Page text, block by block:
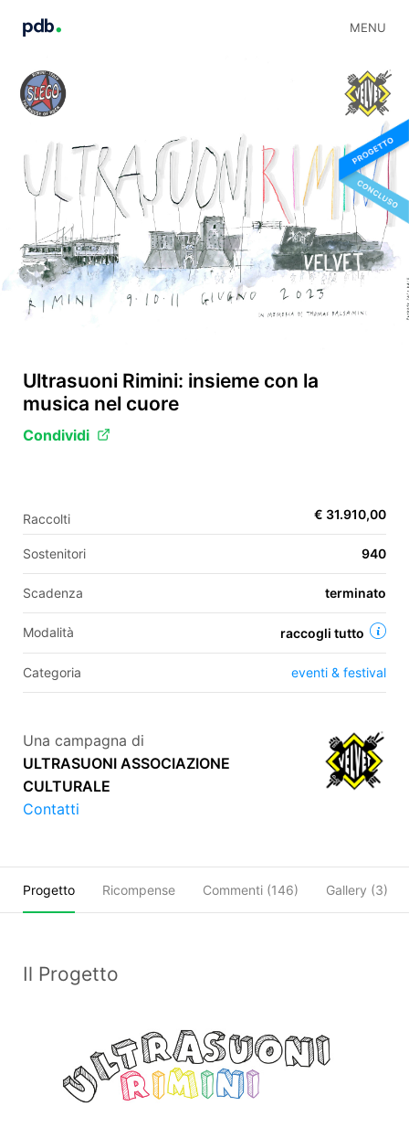
MENU
FR
Ultrasuoni Rimini: insieme con la
musica nel cuore
Condividi
Raccolti € 31.910,00
Sostenitori 940
Scadenza terminato
Modalità raccogli tutto
Categoria eventi & festival
Una campagna di
ULTRASUONI ASSOCIAZIONE
CULTURALE
Contatti
Progetto Ricompense Commenti (146) Gallery (3)
Il Progetto